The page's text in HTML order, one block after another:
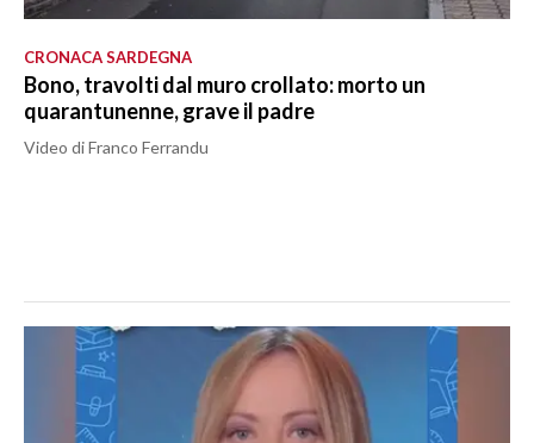
CRONACA SARDEGNA
Bono, travolti dal muro crollato: morto un
quarantunenne, grave il padre
Video di Franco Ferrandu